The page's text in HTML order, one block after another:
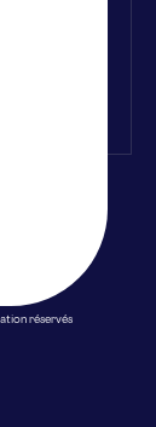
réservés